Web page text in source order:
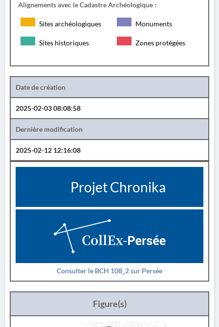
Alignements avec le Cadastre Archéologique :
Sites archéologiques Monuments
Sites historiques Zones protégées
Date de création
2025-02-03 08:08:58
Dernière modification
2025-02-12 12:16:08
Projet Chronika
Consulter le BCH 108_2 sur Persée
Figure(s)